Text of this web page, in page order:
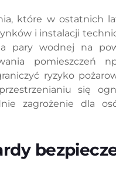
które w ostatnich
i instalacji
pary wodnej na
pomieszczeń
ryzyko
się
zagrożenie dla